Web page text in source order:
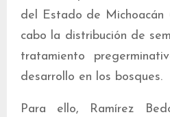
del Estado de Michoacán
cabo la distribución de
tratamiento
desarrollo en los bosques.
Para ello, Ramírez